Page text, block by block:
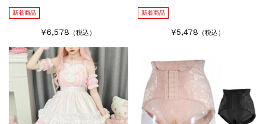
新着商品
¥6,578 （税込）
新着商品
¥5,478 （税込）